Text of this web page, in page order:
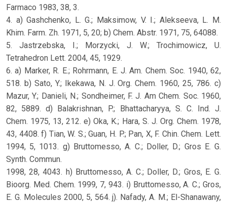
Farmaco 1983, 38, 3.
4. a) Gashchenko, L. G.; Maksimow, V. I.; Alekseeva, L. M.
Khim. Farm. Zh. 1971, 5, 20; b) Chem. Abstr. 1971, 75, 64088.
5. Jastrzebska, I.; Morzycki, J. W.; Trochimowicz, U.
Tetrahedron Lett. 2004, 45, 1929.
6. a) Marker, R. E.; Rohrmann, E. J. Am. Chem. Soc. 1940, 62,
518. b) Sato, Y.; Ikekawa, N. J. Org. Chem. 1960, 25, 786. c)
Mazur, Y.; Danieli, N.; Sondheimer, F. J. Am Chem. Soc. 1960,
82, 5889. d) Balakrishnan, P.; Bhattacharyya, S. C. Ind. J.
Chem. 1975, 13, 212. e) Oka, K.; Hara, S. J. Org. Chem. 1978,
43, 4408. f) Tian, W. S.; Guan, H. P.; Pan, X, F. Chin. Chem. Lett.
1994, 5, 1013. g) Bruttomesso, A. C.; Doller, D.; Gros E. G.
Synth. Commun.
1998, 28, 4043. h) Bruttomesso, A. C.; Doller, D.; Gros, E. G.
Bioorg. Med. Chem. 1999, 7, 943. i) Bruttomesso, A. C.; Gros,
E. G. Molecules 2000, 5, 564. j). Nafady, A. M.; El-Shanawany,